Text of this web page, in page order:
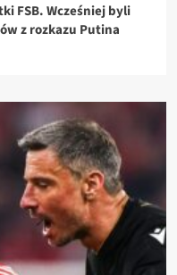
FSB. Wcześniej byli
z rozkazu Putina